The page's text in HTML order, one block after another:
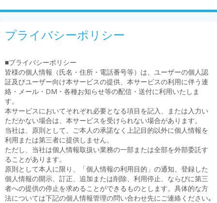
プライバシーポリシー
■プライバシーポリシー
皆様の個人情報（氏名・住所・電話番号等）は、ユーザーの個人認
証及びユーザー向け本サービスの提供、本サービスの利用に伴う連
絡・メール・DM・各種お知らせ等の配信・送付に利用いたしま
す。
本サービスにおいてそれぞれ必要となる項目を記入、または入力い
ただかない場合は、本サービスを受けられない場合があります。
当社は、原則として、ご本人の承諾なく上記目的以外に個人情報を
利用または第三者に提供しません。
ただし、当社は個人情報取扱い業務の一部または全部を外部委託す
ることがあります。
原則として本人に限り、「個人情報の利用目的」の通知、登録した
個人情報の開示、訂正、追加または削除、利用停止、ならびに第三
者への提供の停止を求めることができるものとします。具体的な方
法については下記の個人情報管理の問い合わせ先にご連絡ください｡